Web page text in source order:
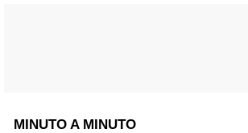
MINUTO A MINUTO